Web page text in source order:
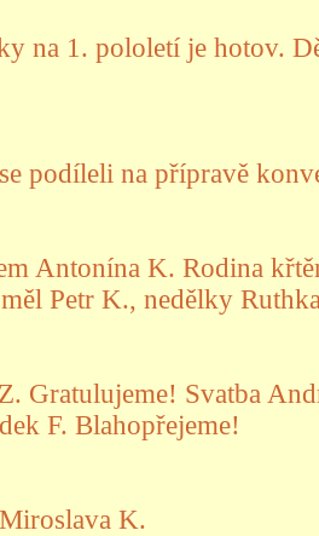
na 1. pololetí je hotov.
podíleli na přípravě
Antonína K. Rodina
Petr K., nedělky
Gratulujeme! Svatba
F. Blahopřejeme!
K.